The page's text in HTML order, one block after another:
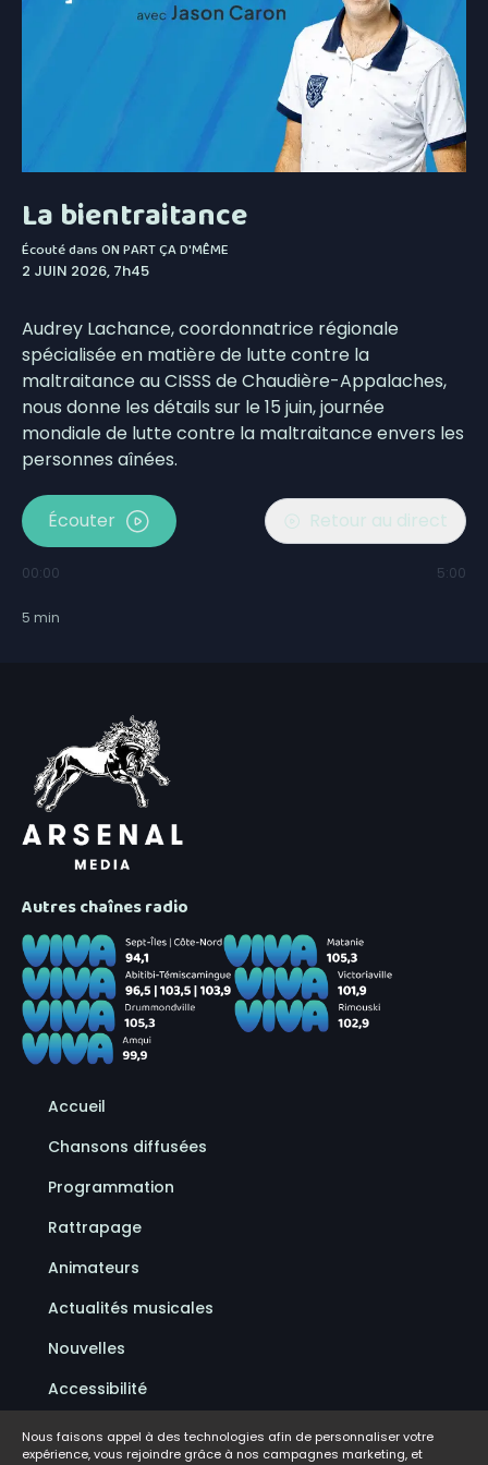
La bientraitance
Écouté dansON PART ÇA D'MÊME
2 JUIN 2026, 7h45
Audrey Lachance, coordonnatrice régionale
spécialisée en matière de lutte contre la
maltraitance au CISSS de Chaudière-Appalaches,
nous donne les détails sur le 15 juin, journée
mondiale de lutte contre la maltraitance envers les
personnes aînées.
Écouter Retour au direct
00:00 5:00
5 min
Autres chaînes radio
Accueil
Chansons diffusées
Programmation
Rattrapage
Animateurs
Actualités musicales
Nouvelles
Accessibilité
Politique de confidentialité
Nous faisons appel à des technologies afin de personnaliser votre
expérience, vous rejoindre grâce à nos campagnes marketing, et